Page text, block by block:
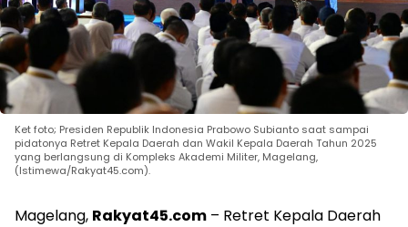
Ket foto; Presiden Republik Indonesia Prabowo Subianto saat sampai
pidatonya Retret Kepala Daerah dan Wakil Kepala Daerah Tahun 2025
yang berlangsung di Kompleks Akademi Militer, Magelang,
(Istimewa/Rakyat45.com).
Magelang, Rakyat45.com – Retret Kepala Daerah